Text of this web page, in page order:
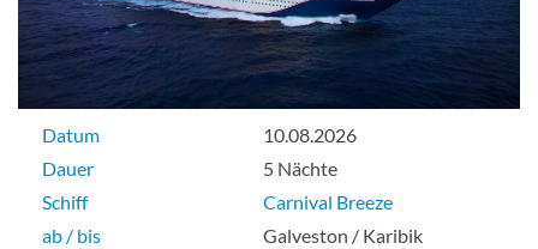
Datum
10.08.2026
Dauer
5 Nächte
Schiff
Carnival Breeze
ab / bis
Galveston / Karibik